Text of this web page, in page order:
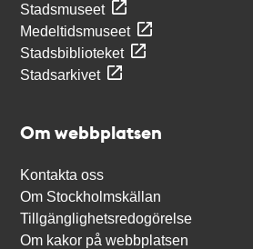
Stadsmuseet
Medeltidsmuseet
Stadsbiblioteket
Stadsarkivet
Om webbplatsen
Kontakta oss
Om Stockholmskällan
Tillgänglighetsredogörelse
Om kakor på webbplatsen